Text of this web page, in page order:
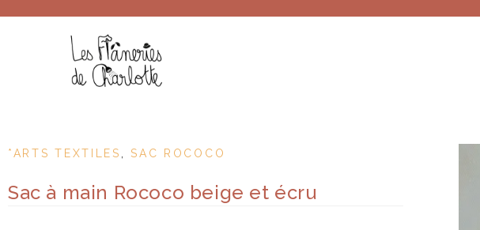
*ARTS TEXTILES ,SAC ROCOCO
Sac à main Rococo beige et écru